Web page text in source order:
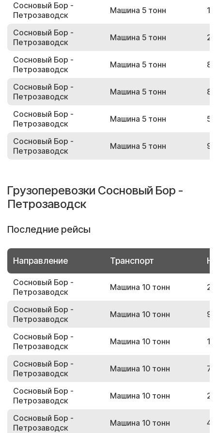
Сосновый Бор -
Петрозаводск
Машина 5 тонн
Сосновый Бор -
Петрозаводск
Машина 5 тонн
Сосновый Бор -
Петрозаводск
Машина 5 тонн
Сосновый Бор -
Петрозаводск
Машина 5 тонн
Сосновый Бор -
Петрозаводск
Машина 5 тонн
Сосновый Бор -
Петрозаводск
Машина 5 тонн
Грузоперевозки Сосновый Бор -
Петрозаводск
Последние рейсы
Направление Транспорт
Сосновый Бор -
Петрозаводск
Машина 10 тонн
Сосновый Бор -
Петрозаводск
Машина 10 тонн
Сосновый Бор -
Петрозаводск
Машина 10 тонн
Сосновый Бор -
Петрозаводск
Машина 10 тонн
Сосновый Бор -
Петрозаводск
Машина 10 тонн
Сосновый Бор -
Петрозаводск
Машина 10 тонн